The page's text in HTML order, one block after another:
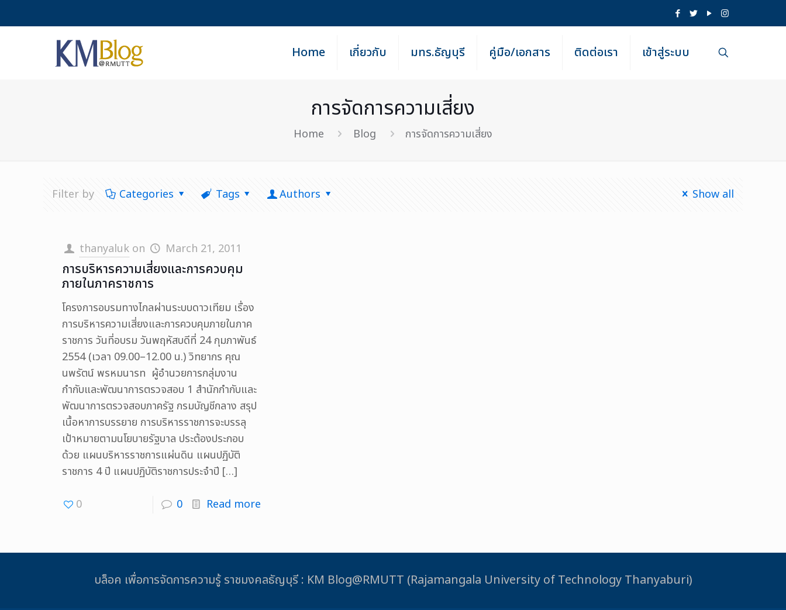
Home เกี่ยวกับ มทร.ธัญบุรี คู่มือ/เอกสาร ติดต่อเรา เข้าสู่ระบบ
การจัดการความเสี่ยง
Home Blog การจัดการความเสี่ยง
Filter by Categories Tags Authors Show all
thanyaluk on March 21, 2011
การบริหารความเสี่ยงและการควบคุม
ภายในภาคราชการ
โครงการอบรมทางไกลผ่านระบบดาวเทียม เรื่อง
การบริหารความเสี่ยงและการควบคุมภายในภาค
ราชการ วันที่อบรม วันพฤหัสบดีที่ 24 กุมภาพันธ์
2554 (เวลา 09.00–12.00 น.) วิทยากร คุณ
นพรัตน์ พรหมนารท ผู้อำนวยการกลุ่มงาน
กำกับและพัฒนาการตรวจสอบ 1 สำนักกำกับและ
พัฒนาการตรวจสอบภาครัฐ กรมบัญชีกลาง สรุป
เนื้อหาการบรรยาย การบริหารราชการจะบรรลุ
เป้าหมายตามนโยบายรัฐบาล ประต้องประกอบ
ด้วย แผนบริหารราชการแผ่นดิน แผนปฏิบัติ
ราชการ 4 ปี แผนปฏิบัติราชการประจำปี […]
0 0 Read more
บล็อค เพื่อการจัดการความรู้ ราชมงคลธัญบุรี : KM Blog@RMUTT (Rajamangala University of Technology Thanyaburi)